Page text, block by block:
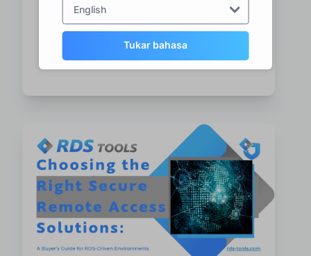
English
Tukar bahasa
perlindungan daripada serangan brute-force dan
sokongan pelbagai pengguna.
Baca artikel →